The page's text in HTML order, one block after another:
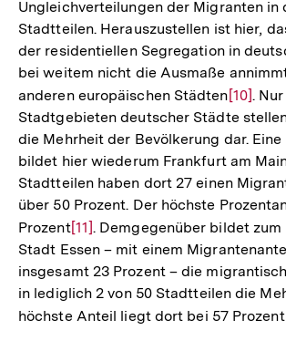
Fußnote
Ungleichverteilungen der Migranten in
Stadtteilen. Herauszustellen ist hier,
der residentiellen Segregation in
bei weitem nicht die Ausmaße
anderen europäischen StädtenZur
der
Fußnote
[10].
Stadtgebieten deutscher Städte
die Mehrheit der Bevölkerung dar. Eine
bildet hier wiederum Frankfurt am
Stadtteilen haben dort 27 einen
über 50 Prozent. Der höchste
ProzentZur
Auflösung
der
Fußnote
[11]. Demgegenüber bildet
Stadt Essen – mit einem
insgesamt 23 Prozent – die
in lediglich 2 von 50 Stadtteilen die
höchste Anteil liegt dort bei 57 Prozent